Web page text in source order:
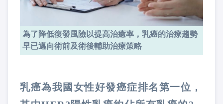
為了降低復發風險以提高治癒率，乳癌的治療趨勢
早已邁向術前及術後輔助治療策略
乳癌為我國女性好發癌症排名第一位，